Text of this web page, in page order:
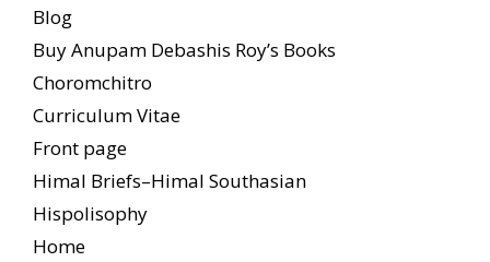
Blog
Buy Anupam Debashis Roy’s Books
Choromchitro
Curriculum Vitae
Front page
Himal Briefs–Himal Southasian
Hispolisophy
Home